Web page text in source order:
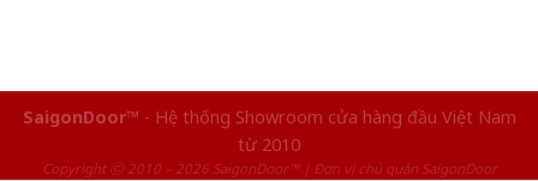
SaigonDoor™ - Hệ thống Showroom cửa hàng đầu Việt Nam
từ 2010
Copyright ⓒ 2010 – 2026 SaigonDoor™ | Đơn vị chủ quản SaigonDoor